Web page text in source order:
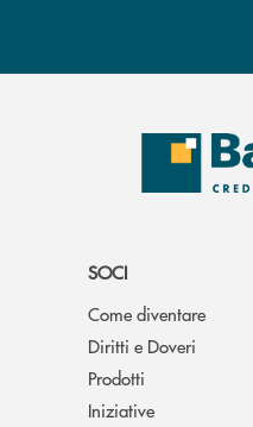
SOCI
Come diventare
Diritti e Doveri
Prodotti
Iniziative